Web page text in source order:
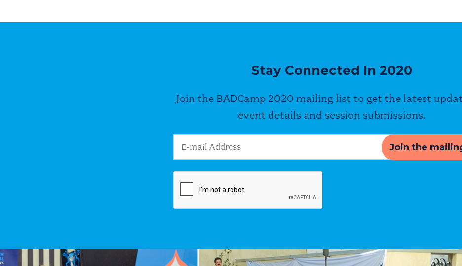
Stay Connected In 2020
Join the BADCamp 2020 mailing list to get the latest
event details and session submissions.
Email Address
Image